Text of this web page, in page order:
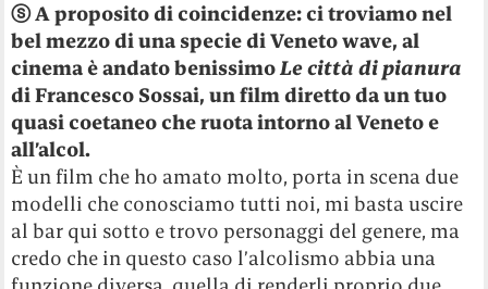
ⓢA proposito di coincidenze: ci troviamo nel
bel mezzo di una specie di Veneto wave, al
cinema è andato benissimoLe città di pianura
di Francesco Sossai, un film diretto da un tuo
quasi coetaneo che ruota intorno al Veneto e
all’alcol.
È un film che ho amato molto, porta in scena due
modelli che conosciamo tutti noi, mi basta uscire
al bar qui sotto e trovo personaggi del genere, ma
credo che in questo caso l’alcolismo abbia una